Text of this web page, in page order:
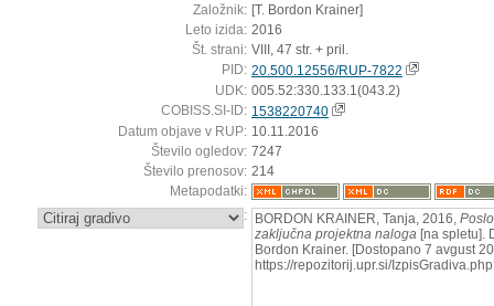
Založnik: [T. Bordon Krainer]
Leto izida: 2016
Št. strani: VIII, 47 str. + pril.
PID: 20.500.12556/RUP-7822
UDK: 005.52:330.133.1(043.2)
COBISS.SI-ID: 1538220740
Datum objave v RUP: 10.11.2016
Število ogledov: 7247
Število prenosov: 214
Metapodatki:
: BORDON KRAINER, Tanja, 2016,
zaključna projektna naloga [na spletu].
Bordon Krainer. [Dostopano 7 avgust
https://repozitorij.upr.si/